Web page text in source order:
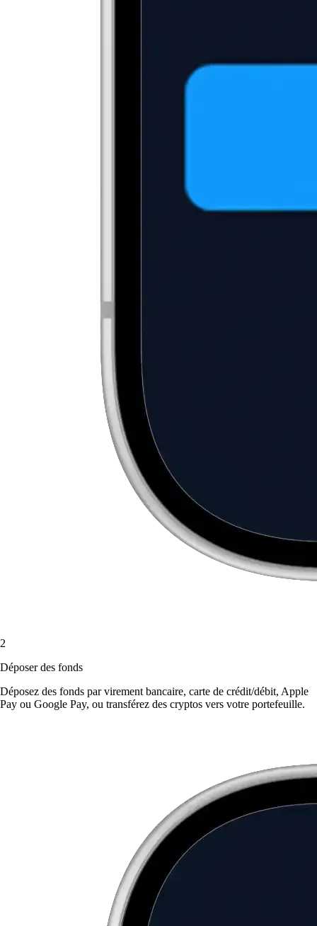
2
Déposer des fonds
Déposez des fonds par virement bancaire, carte de crédit/débit, Apple
Pay ou Google Pay, ou transférez des cryptos vers votre portefeuille.